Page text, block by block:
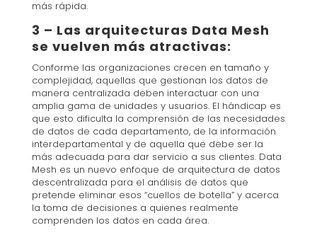
más rápida.
3 – Las arquitecturas Data Mesh
se vuelven más atractivas:
Conforme las organizaciones crecen en tamaño y
complejidad, aquellas que gestionan los datos de
manera centralizada deben interactuar con una
amplia gama de unidades y usuarios. El hándicap es
que esto dificulta la comprensión de las necesidades
de datos de cada departamento, de la información
interdepartamental y de aquella que debe ser la
más adecuada para dar servicio a sus clientes. Data
Mesh es un nuevo enfoque de arquitectura de datos
descentralizada para el análisis de datos que
pretende eliminar esos “cuellos de botella” y acerca
la toma de decisiones a quienes realmente
comprenden los datos en cada área.